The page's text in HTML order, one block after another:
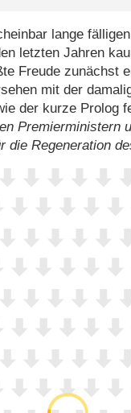
lange
letzten Jahren
Freude zunächst
mit der
der kurze Prolog
Premierministern
die Regeneration